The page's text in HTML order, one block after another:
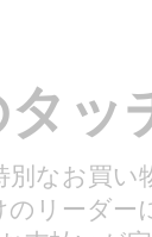
ッ
なお買い
リーダー